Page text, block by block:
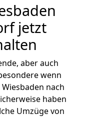
jetzt
aber auch
wenn
nach
haben
Umzüge von